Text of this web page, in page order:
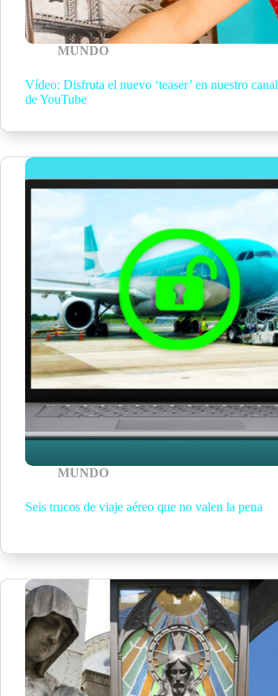
MUNDO
Vídeo: Disfruta el nuevo ‘teaser’ en nuestro canal
de YouTube
MUNDO
Seis trucos de viaje aéreo que no valen la pena